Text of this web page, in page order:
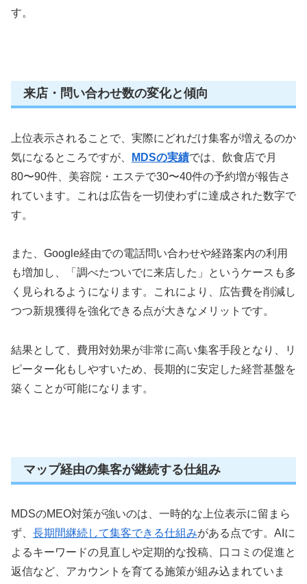
す。
来店・問い合わせ数の変化と傾向
上位表示されることで、実際にどれだけ集客が増えるのか
気になるところですが、
MDSの実績では、飲食店で月
80〜90件、美容院・エステで30〜40件の予約増が報告さ
れています。これは広告を一切使わずに達成された数字で
す。
また、Google経由での電話問い合わせや経路案内の利用
も増加し、「調べたついでに来店した」というケースも多
く見られるようになります。これにより、広告費を削減し
つつ新規獲得を強化できる点が大きなメリットです。
結果として、費用対効果が非常に高い集客手段となり、リ
ピーター化もしやすいため、長期的に安定した経営基盤を
築くことが可能になります。
マップ経由の集客が継続する仕組み
MDSのMEO対策が強いのは、一時的な上位表示に留まら
ず、 長期間継続して集客できる仕組みがある点です。AIに
よるキーワードの見直しや定期的な投稿、口コミの促進と
返信など、アカウントを育てる施策が組み込まれていま